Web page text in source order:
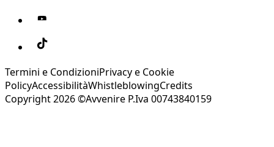
Termini e CondizioniPrivacy e Cookie
PolicyAccessibilitàWhistleblowingCredits
Copyright 2026 ©Avvenire P.Iva 00743840159